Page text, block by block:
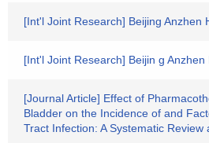
[Int'l Joint Research] Beijing Anzhen
[Int'l Joint Research] Beijin g Anzhen
[Journal Article] Effect of
Bladder on the Incidence of and
Tract Infection: A Systematic Review